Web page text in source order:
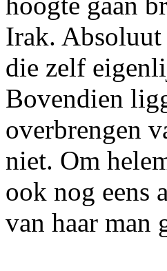
Irak.
die zelf
Bovendien
overbrengen
niet. Om
ook nog eens
van haar man